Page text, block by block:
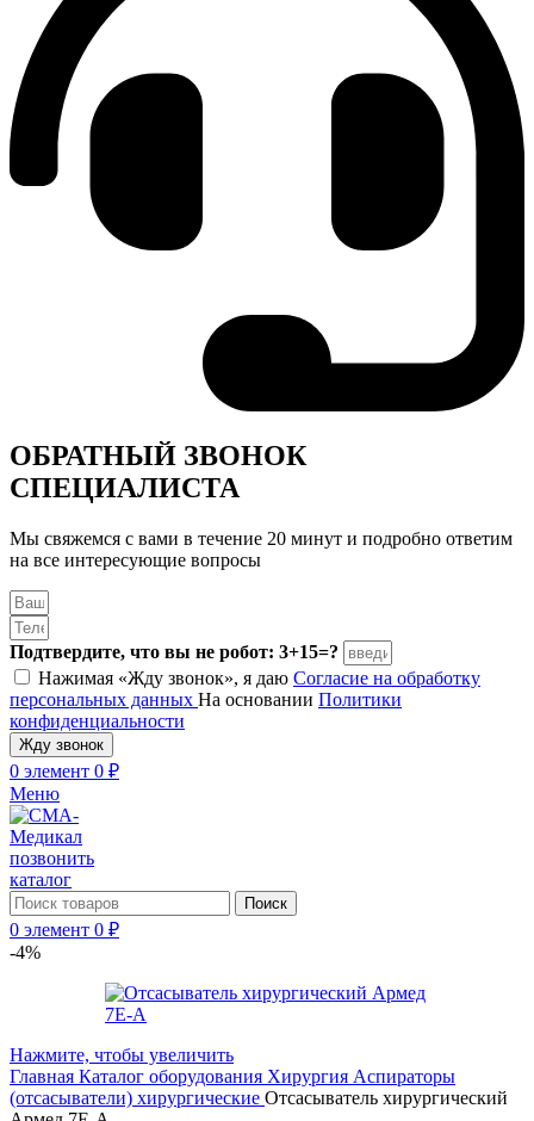
ОБРАТНЫЙ ЗВОНОК
СПЕЦИАЛИСТА
Мы свяжемся с вами в течение 20 минут и подробно ответим
на все интересующие вопросы
Подтвердите, что вы не робот: 3+15=?
Нажимая «Жду звонок», я даю Согласие на обработку
персональных данных На основании Политики
конфиденциальности
Жду звонок
0 элемент 0 ₽
Меню
позвонить
каталог
Поиск
0 элемент 0 ₽
-4%
Нажмите, чтобы увеличить
Главная Каталог оборудования Хирургия Аспираторы
(отсасыватели) хирургические Отсасыватель хирургический